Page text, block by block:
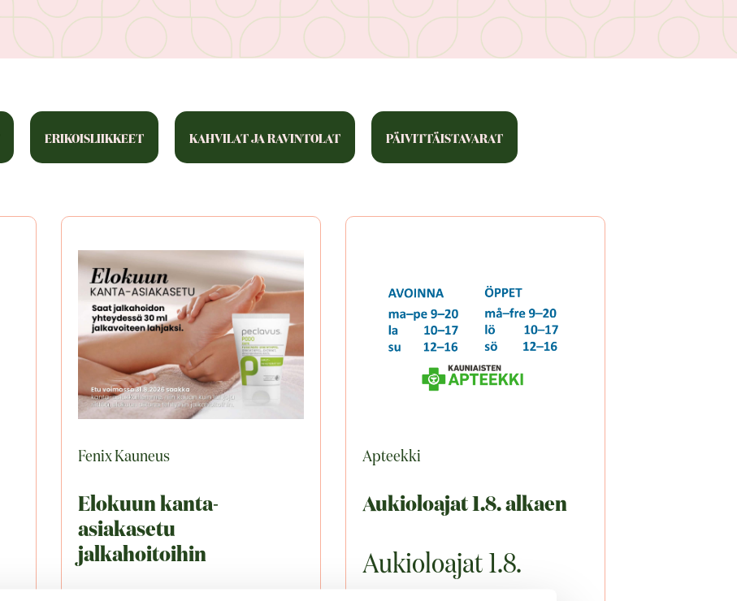
ERIKOISLIIKKEET KAHVILAT JA RAVINTOLAT PÄIVITTÄISTAVARAT
Fenix Kauneus
Elokuun kanta-
asiakasetu
jalkahoitoihin
Apteekki
Aukioloajat 1.8. alkaen
Aukioloajat 1.8.